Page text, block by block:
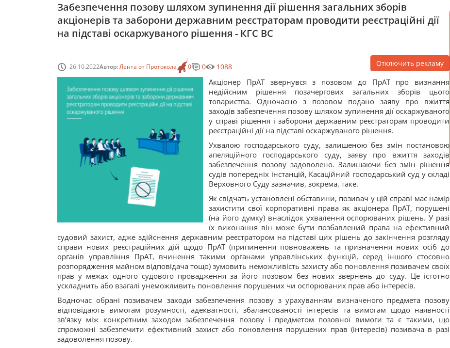
Забезпечення позову шляхом зупинення дії рішення загальних зборів
акціонерів та заборони державним реєстраторам проводити реєстраційні дії
на підставі оскаржуваного рішення - КГС ВС
26.10.2022Автор:Лента от Протокола 0 0 1088 Отключить рекламу
Акціонер ПрАТ звернувся з позовом до ПрАТ про визнання
недійсним рішення позачергових загальних зборів цього
товариства. Одночасно з позовом подано заяву про вжиття
заходів забезпечення позову шляхом зупинення дії оскаржуваного
у справі рішення і заборони державним реєстраторам проводити
реєстраційні дії на підставі оскаржуваного рішення.
Ухвалою господарського суду, залишеною без змін постановою
апеляційного господарського суду, заяву про вжиття заходів
забезпечення позову задоволено. Залишаючи без змін рішення
судів попередніх інстанцій, Касаційний господарський суд у складі
Верховного Суду зазначив, зокрема, таке.
Як свідчать установлені обставини, позивач у цій справі має намір
захистити свої корпоративні права як акціонера ПрАТ, порушені
(на його думку) внаслідок ухвалення оспорюваних рішень. У разі
їх виконання він може бути позбавлений права на ефективний
судовий захист, адже здійснення державним реєстратором на підставі цих рішень до закінчення розгляду
справи нових реєстраційних дій щодо ПрАТ (припинення повноважень та призначення нових осіб до
органів управління ПрАТ, вчинення такими органами управлінських функцій, серед іншого стосовно
розпорядження майном відповідача тощо) зумовить неможливість захисту або поновлення позивачем своїх
прав у межах одного судового провадження за його позовом без нових звернень до суду. Це істотно
ускладнить або взагалі унеможливить поновлення порушених чи оспорюваних прав або інтересів.
Водночас обрані позивачем заходи забезпечення позову з урахуванням визначеного предмета позову
відповідають вимогам розумності, адекватності, збалансованості інтересів та вимогам щодо наявності
зв’язку між конкретним заходом забезпечення позову і предметом позовної вимоги та є такими, що
спроможні забезпечити ефективний захист або поновлення порушених прав (інтересів) позивача в разі
задоволення позову.